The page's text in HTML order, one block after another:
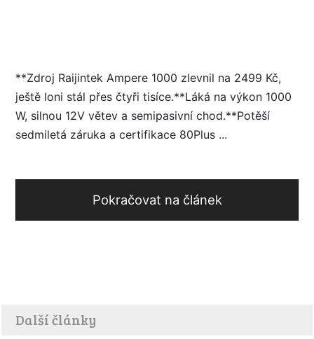
**Zdroj Raijintek Ampere 1000 zlevnil na 2499 Kč,
ještě loni stál přes čtyři tisíce.**Láká na výkon 1000
W, silnou 12V větev a semipasivní chod.**Potěší
sedmiletá záruka a certifikace 80Plus ...
Pokračovat na článek
Další články